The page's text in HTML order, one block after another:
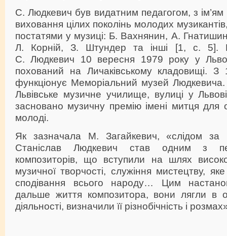
С. Людкевич був видатним педагогом, з ім’ям
виховання цілих поколінь молодих
постатями у музиці: Б. Вахнянин, А.
Л. Корній, З. Штундер та інші [1, с. 5].
С. Людкевич 10 вересня 1979 року у
похований на Личаківському кладовищі. З
функціонує Меморіальний музей
Львівське музичне училище, вулиці у
засновано музичну премію імені митця для
молоді.
Як зазначала М. Загайкевич, «слідом
Станіслав Людкевич став одним з
композиторів, що вступили на шлях
музичної творчості, служіння мистецтву,
сподівання всього народу… Цим
дальше життя композитора, вони лягли в
діяльності, визначили її різнобічність і